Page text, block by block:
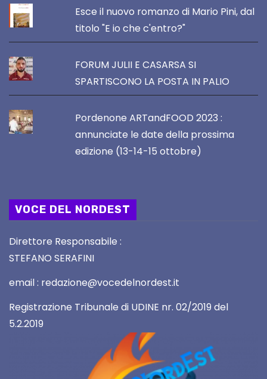
Esce il nuovo romanzo di Mario Pini, dal
titolo "E io che c'entro?"
FORUM JULII E CASARSA SI
SPARTISCONO LA POSTA IN PALIO
Pordenone ARTandFOOD 2023 :
annunciate le date della prossima
edizione (13-14-15 ottobre)
VOCE DEL NORDEST
Direttore Responsabile :
STEFANO SERAFINI
email : redazione@vocedelnordest.it
Registrazione Tribunale di UDINE nr. 02/2019 del
5.2.2019